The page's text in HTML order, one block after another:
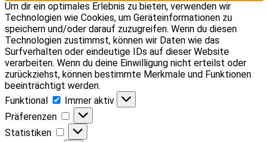
Um dir ein optimales Erlebnis zu bieten, verwenden wir
Technologien wie Cookies, um Geräteinformationen zu
speichern und/oder darauf zuzugreifen. Wenn du diesen
Technologien zustimmst, können wir Daten wie das
Surfverhalten oder eindeutige IDs auf dieser Website
verarbeiten. Wenn du deine Einwilligung nicht erteilst oder
zurückziehst, können bestimmte Merkmale und Funktionen
beeinträchtigt werden.
Funktional
Funktional
Immer aktiv
Präferenzen
Präferenzen
Statistiken
Statistiken